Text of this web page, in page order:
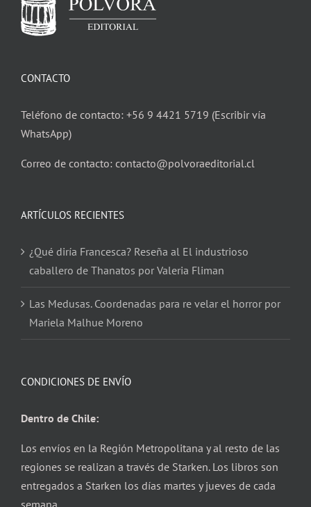
CONTACTO
Teléfono de contacto: +56 9 4421 5719 (Escribir vía
WhatsApp)
Correo de contacto: contacto@polvoraeditorial.cl
ARTÍCULOS RECIENTES
¿Qué diría Francesca? Reseña al El industrioso
caballero de Thanatos por Valeria Fliman
Las Medusas. Coordenadas para re velar el horror por
Mariela Malhue Moreno
CONDICIONES DE ENVÍO
Dentro de Chile:
Los envíos en la Región Metropolitana y al resto de las
regiones se realizan a través de Starken. Los libros son
entregados a Starken los días martes y jueves de cada
semana.